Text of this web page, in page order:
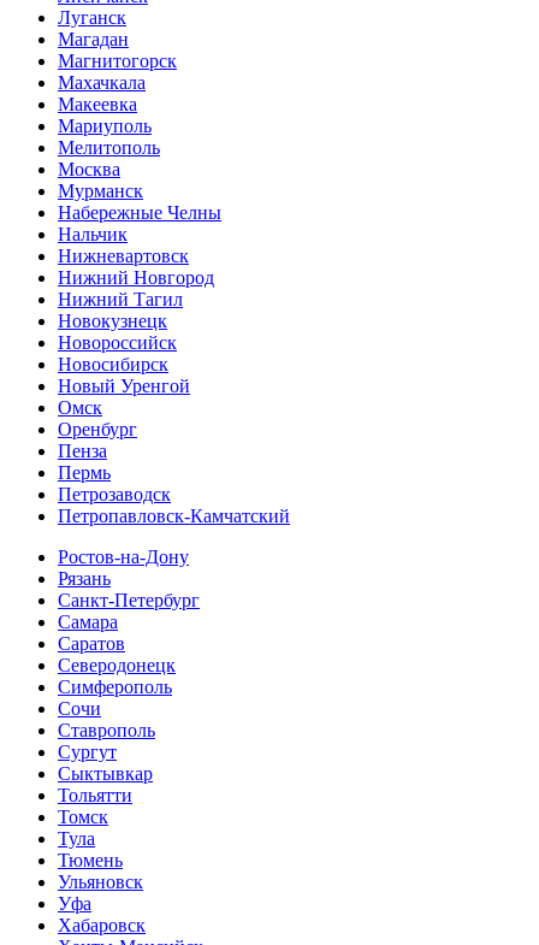
Луганск
Магадан
Магнитогорск
Махачкала
Макеевка
Мариуполь
Мелитополь
Москва
Мурманск
Набережные Челны
Нальчик
Нижневартовск
Нижний Новгород
Нижний Тагил
Новокузнецк
Новороссийск
Новосибирск
Новый Уренгой
Омск
Оренбург
Пенза
Пермь
Петрозаводск
Петропавловск-Камчатский
Ростов-на-Дону
Рязань
Санкт-Петербург
Самара
Саратов
Северодонецк
Симферополь
Сочи
Ставрополь
Сургут
Сыктывкар
Тольятти
Томск
Тула
Тюмень
Ульяновск
Уфа
Хабаровск